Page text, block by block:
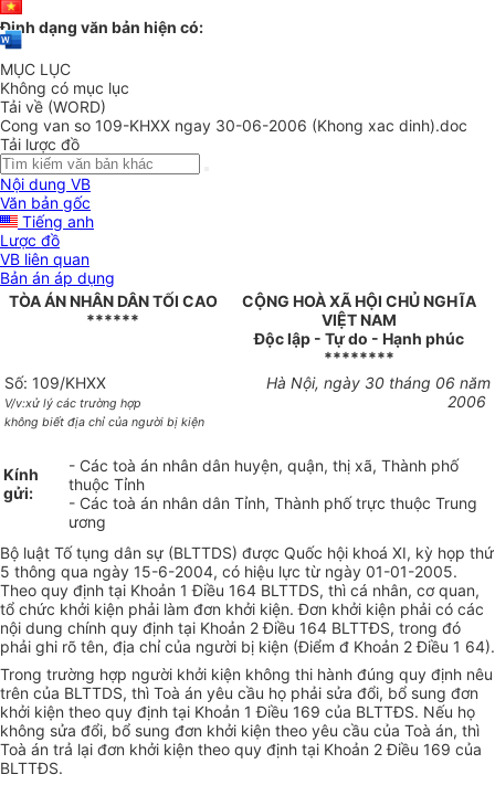
Định dạng văn bản hiện có:
MỤC LỤC
Không có mục lục
Tải về (WORD)
Cong van so 109-KHXX ngay 30-06-2006 (Khong xac dinh).doc
Tải lược đồ
Nội dung VB
Văn bản gốc
Tiếng anh
Lược đồ
VB liên quan
Bản án áp dụng
TÒA ÁN NHÂN DÂN TỐI CAO
******
CỘNG HOÀ XÃ HỘI CHỦ NGHĨA
VIỆT NAM
Độc lập - Tự do - Hạnh phúc
********
Số: 109/KHXX
V/v:xử lý các trường hợp
không biết địa chỉ của người bị kiện
Hà Nội, ngày 30 tháng 06 năm
2006
Kính
gửi:
- Các toà án nhân dân huyện, quận, thị xã, Thành phố
thuộc Tỉnh
- Các toà án nhân dân Tỉnh, Thành phố trực thuộc Trung
ương
Bộ luật Tố tụng dân sự (BLTTDS) được Quốc hội khoá XI, kỳ họp thứ
5 thông qua ngày 15-6-2004, có hiệu lực từ ngày 01-01-2005.
Theo quy định tại Khoản 1 Điều 164 BLTTDS, thì cá nhân, cơ quan,
tổ chức khởi kiện phải làm đơn khởi kiện. Đơn khởi kiện phải có các
nội dung chính quy định tại Khoản 2 Điều 164 BLTTĐS, trong đó
phải ghi rõ tên, địa chỉ của người bị kiện (Điểm đ Khoản 2 Điều 1 64).
Trong trường hợp người khởi kiện không thi hành đúng quy định nêu
trên của BLTTDS, thì Toà án yêu cầu họ phải sửa đổi, bổ sung đơn
khởi kiện theo quy định tại Khoản 1 Điều 169 của BLTTĐS. Nếu họ
không sửa đổi, bổ sung đơn khởi kiện theo yêu cầu của Toà án, thì
Toà án trả lại đơn khởi kiện theo quy định tại Khoản 2 Điều 169 của
BLTTĐS.